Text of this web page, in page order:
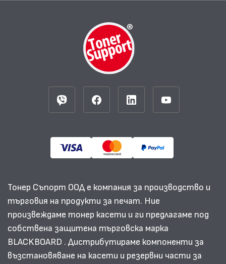
Тонер Съпорт ООД е компания за производство и
търговия на продукти за печат. Ние
произвеждаме тонер касети и ги предлагаме под
собствена защитена търговска марка
BLACKBOARD . Дистрибутираме компоненти за
възстановяване на касети и резервни части за